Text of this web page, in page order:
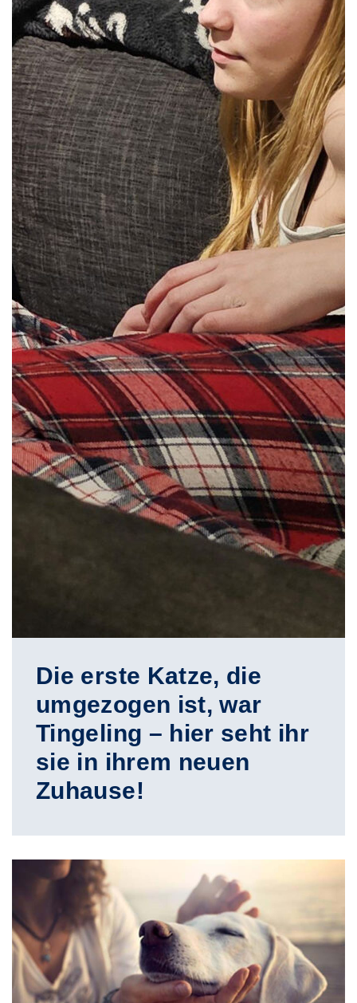
Die erste Katze, die
umgezogen ist, war
Tingeling – hier seht ihr
sie in ihrem neuen
Zuhause!